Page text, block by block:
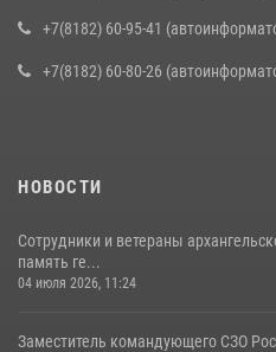
+7(8182) 60-95-41
+7(8182) 60-80-26
НОВОСТИ
Сотрудники и ветераны
память ге...
04 июля 2026, 11:24
Заместитель командующего СЗО